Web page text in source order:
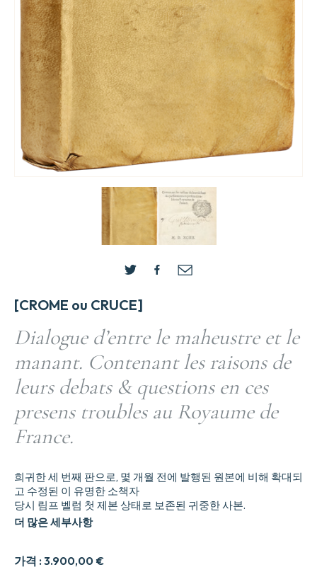
[CROME ou CRUCE]
Dialogue d’entre le maheustre et le
manant. Contenant les raisons de
leurs debats & questions en ces
presens troubles au Royaume de
France.
가격 :3.900,00 €
희귀한 세 번째 판으로, 몇 개월 전에 발행된 원본에 비해 확대되
고 수정된 이 유명한 소책자
당시 림프 벨럼 첫 제본 상태로 보존된 귀중한 사본.
더 많은 세부사항